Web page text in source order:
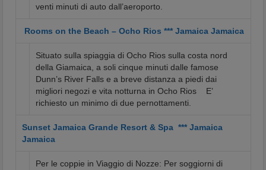
venti minuti di auto dall’aeroporto.
Rooms on the Beach – Ocho Rios *** Jamaica Jamaica
Situato sulla spiaggia di Ocho Rios sulla costa nord
della Giamaica, a soli cinque minuti dalle famose
Dunn’s River Falls e a breve distanza a piedi dai
migliori negozi e vita notturna in Ocho Rios
E’
richiesto un minimo di due pernottamenti.
Sunset Jamaica Grande Resort & Spa *** Jamaica
Jamaica
Per le coppie in Viaggio di Nozze: Per soggiorni di